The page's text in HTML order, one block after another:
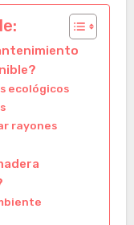
ecológicos
rayones